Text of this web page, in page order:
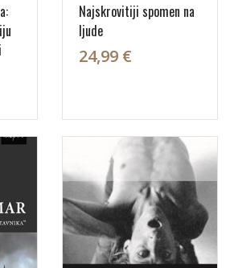
Najskrovitiji spomen na
ljude
24,99 €